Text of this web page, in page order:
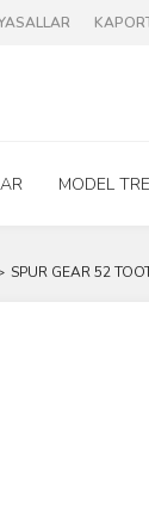
MODEL
SPUR GEAR 52